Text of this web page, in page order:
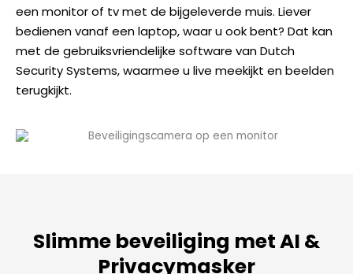
een monitor of tv met de bijgeleverde muis. Liever
bedienen vanaf een laptop, waar u ook bent? Dat kan
met de gebruiksvriendelijke software van Dutch
Security Systems, waarmee u live meekijkt en beelden
terugkijkt.
Slimme beveiliging met AI &
Privacymasker